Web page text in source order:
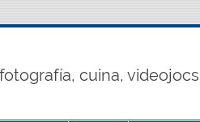
cuina,